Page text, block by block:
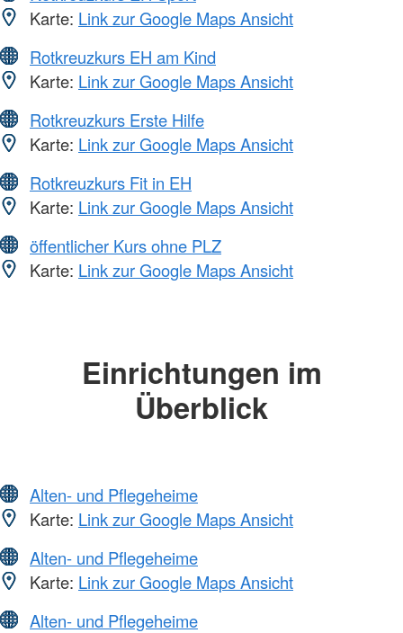
Karte: Link zur Google Maps Ansicht
Rotkreuzkurs EH am Kind
Karte: Link zur Google Maps Ansicht
Rotkreuzkurs Erste Hilfe
Karte: Link zur Google Maps Ansicht
Rotkreuzkurs Fit in EH
Karte: Link zur Google Maps Ansicht
öffentlicher Kurs ohne PLZ
Karte: Link zur Google Maps Ansicht
Einrichtungen im
Überblick
Alten- und Pflegeheime
Karte: Link zur Google Maps Ansicht
Alten- und Pflegeheime
Karte: Link zur Google Maps Ansicht
Alten- und Pflegeheime